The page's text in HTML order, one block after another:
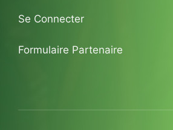
Se Connecter
Formulaire Partenaire